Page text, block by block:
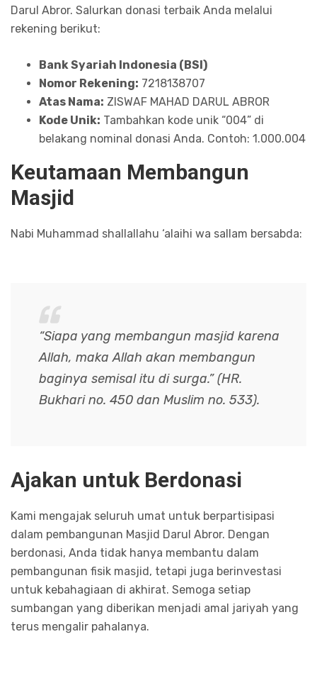
Darul Abror. Salurkan donasi terbaik Anda melalui
rekening berikut:
Bank Syariah Indonesia (BSI)
Nomor Rekening: 7218138707
Atas Nama: ZISWAF MAHAD DARUL ABROR
Kode Unik: Tambahkan kode unik “004” di
belakang nominal donasi Anda. Contoh: 1.000.004
Keutamaan Membangun
Masjid
Nabi Muhammad shallallahu ‘alaihi wa sallam bersabda:
“Siapa yang membangun masjid karena
Allah, maka Allah akan membangun
baginya semisal itu di surga.” (HR.
Bukhari no. 450 dan Muslim no. 533).
Ajakan untuk Berdonasi
Kami mengajak seluruh umat untuk berpartisipasi
dalam pembangunan Masjid Darul Abror. Dengan
berdonasi, Anda tidak hanya membantu dalam
pembangunan fisik masjid, tetapi juga berinvestasi
untuk kebahagiaan di akhirat. Semoga setiap
sumbangan yang diberikan menjadi amal jariyah yang
terus mengalir pahalanya.